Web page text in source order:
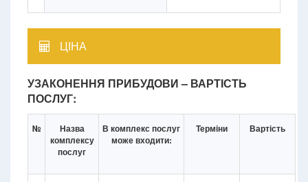
ЦІНА
УЗАКОНЕННЯ ПРИБУДОВИ – ВАРТІСТЬ
ПОСЛУГ:
№
Назва
комплексу
послуг
В комплекс послуг
може входити:
Терміни Вартість